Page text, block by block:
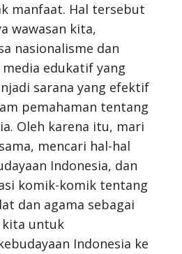
manfaat. Hal tersebut
wawasan kita,
nasionalisme dan
edukatif yang
sarana yang efektif
pemahaman tentang
Oleh karena itu, mari
mencari hal-hal
Indonesia, dan
komik-komik tentang
dan agama sebagai
kita untuk
Indonesia ke